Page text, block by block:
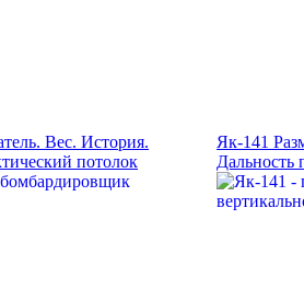
Вес. История.
потолок
Як-141
Дальность